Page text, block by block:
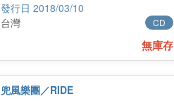
2018/03/10
CD
台灣
無庫存
兜風樂團／RIDE